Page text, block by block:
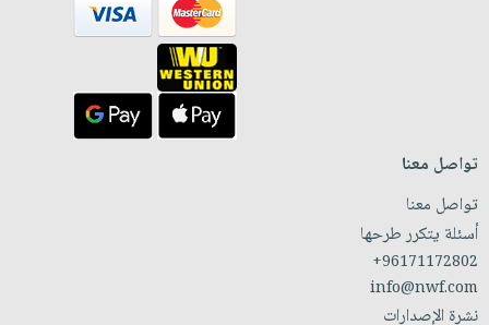
تواصل معنا
تواصل معنا
أسئلة يتكرر طرحها
+96171172802
info@nwf.com
نشرة الإصدارات